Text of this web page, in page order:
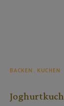
BACKEN KUCHEN